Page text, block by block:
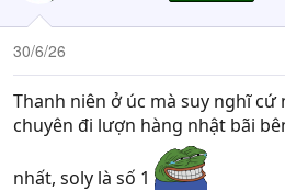
30/6/26
Thanh niên ở úc mà suy nghĩ cứ
chuyên đi lượn hàng nhật bãi
nhất, soly là số 1